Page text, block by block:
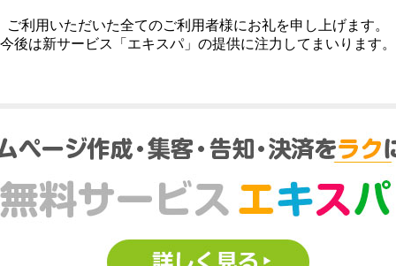
ご利用いただいた全てのご利用者様にお礼を申し上げます。
今後は新サービス「エキスパ」の提供に注力してまいります。